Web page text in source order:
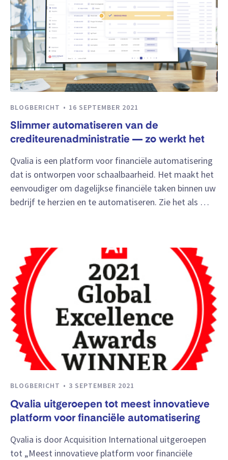
BLOGBERICHT 16 SEPTEMBER 2021
Slimmer automatiseren van de
crediteurenadministratie — zo werkt het
Qvalia is een platform voor financiële automatisering
dat is ontworpen voor schaalbaarheid. Het maakt het
eenvoudiger om dagelijkse financiële taken binnen uw
bedrijf te herzien en te automatiseren. Zie het als …
BLOGBERICHT 3 SEPTEMBER 2021
Qvalia uitgeroepen tot meest innovatieve
platform voor financiële automatisering
Qvalia is door Acquisition International uitgeroepen
tot „Meest innovatieve platform voor financiële